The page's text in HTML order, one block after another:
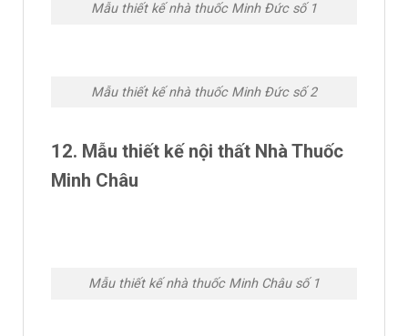
Mẫu thiết kế nhà thuốc Minh Đức số 1
Mẫu thiết kế nhà thuốc Minh Đức số 2
12. Mẫu thiết kế nội thất Nhà Thuốc
Minh Châu
Mẫu thiết kế nhà thuốc Minh Châu số 1